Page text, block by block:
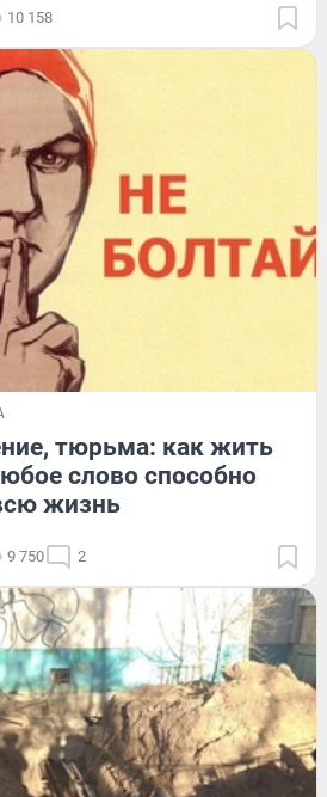
10 158
тюрьма: как жить
слово способно
жизнь
9 750 2